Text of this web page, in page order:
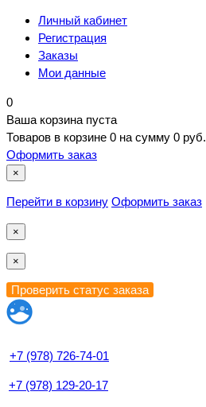
Личный кабинет
Регистрация
Заказы
Мои данные
0
Ваша корзина пуста
Товаров в корзине 0 на сумму 0 руб.
Оформить заказ
×
Перейти в корзину Оформить заказ
×
×
+7 (978) 726-74-01
+7 (978) 129-20-17